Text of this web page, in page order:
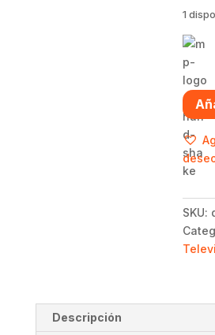
1
Funko
pop
Dwight
1103
-
The
SKU:
Descripción